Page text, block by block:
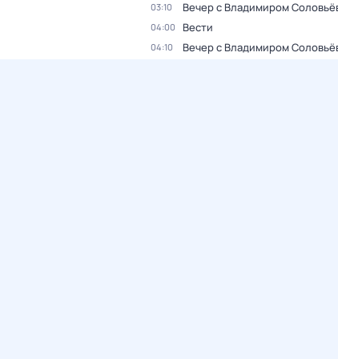
03:10 Вечер с Владимиром
04:00 Вести
04:10 Вечер с Владимиром